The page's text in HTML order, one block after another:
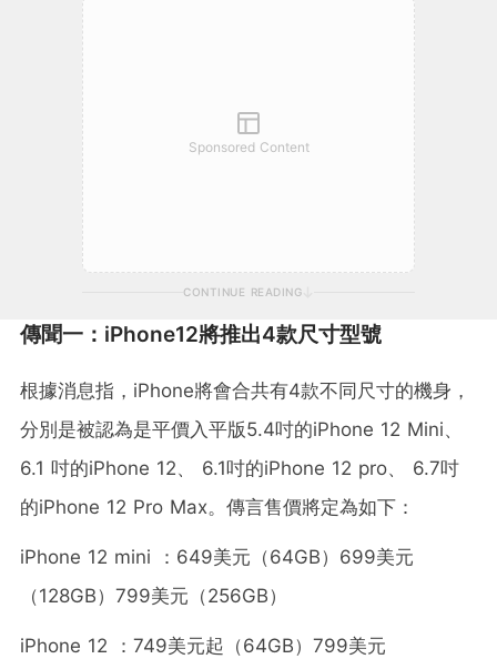
Sponsored Content
CONTINUE READING
傳聞一：iPhone12將推出4款尺寸型號
根據消息指，iPhone將會合共有4款不同尺寸的機身，
分別是被認為是平價入平版5.4吋的iPhone 12 Mini、
6.1 吋的iPhone 12、 6.1吋的iPhone 12 pro、 6.7吋
的iPhone 12 Pro Max。傳言售價將定為如下：
iPhone 12 mini ：649美元（64GB）699美元
（128GB）799美元（256GB）
iPhone 12 ：749美元起（64GB）799美元